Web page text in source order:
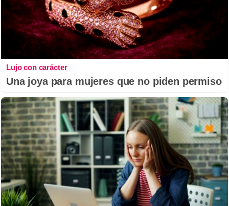
Lujo con carácter
Una joya para mujeres que no piden permiso